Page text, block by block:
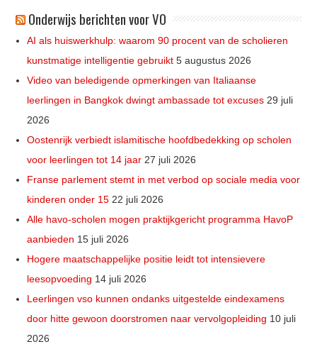
Onderwijs berichten voor VO
AI als huiswerkhulp: waarom 90 procent van de scholieren
kunstmatige intelligentie gebruikt 5 augustus 2026
Video van beledigende opmerkingen van Italiaanse
leerlingen in Bangkok dwingt ambassade tot excuses 29 juli
2026
Oostenrijk verbiedt islamitische hoofdbedekking op scholen
voor leerlingen tot 14 jaar 27 juli 2026
Franse parlement stemt in met verbod op sociale media voor
kinderen onder 15 22 juli 2026
Alle havo-scholen mogen praktijkgericht programma HavoP
aanbieden 15 juli 2026
Hogere maatschappelijke positie leidt tot intensievere
leesopvoeding 14 juli 2026
Leerlingen vso kunnen ondanks uitgestelde eindexamens
door hitte gewoon doorstromen naar vervolgopleiding 10 juli
2026